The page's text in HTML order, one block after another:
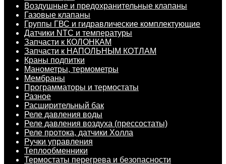
Воздушные и предохранительные клапаны
Газовые клапаны
Группы ГВС и гидравлические комплектующие
Датчики NTC и температуры
Запчасти к КОЛОНКАМ
Запчасти к НАПОЛЬНЫМ КОТЛАМ
Краны подпитки
Манометры, термометры
Мембраны
Программаторы и термостаты
Разное
Расширительный бак
Реле давления воды
Реле давления воздуха (прессостаты)
Реле протока, датчики Холла
Ручки управления
Теплообменники
Термостаты перегрева и безопасности